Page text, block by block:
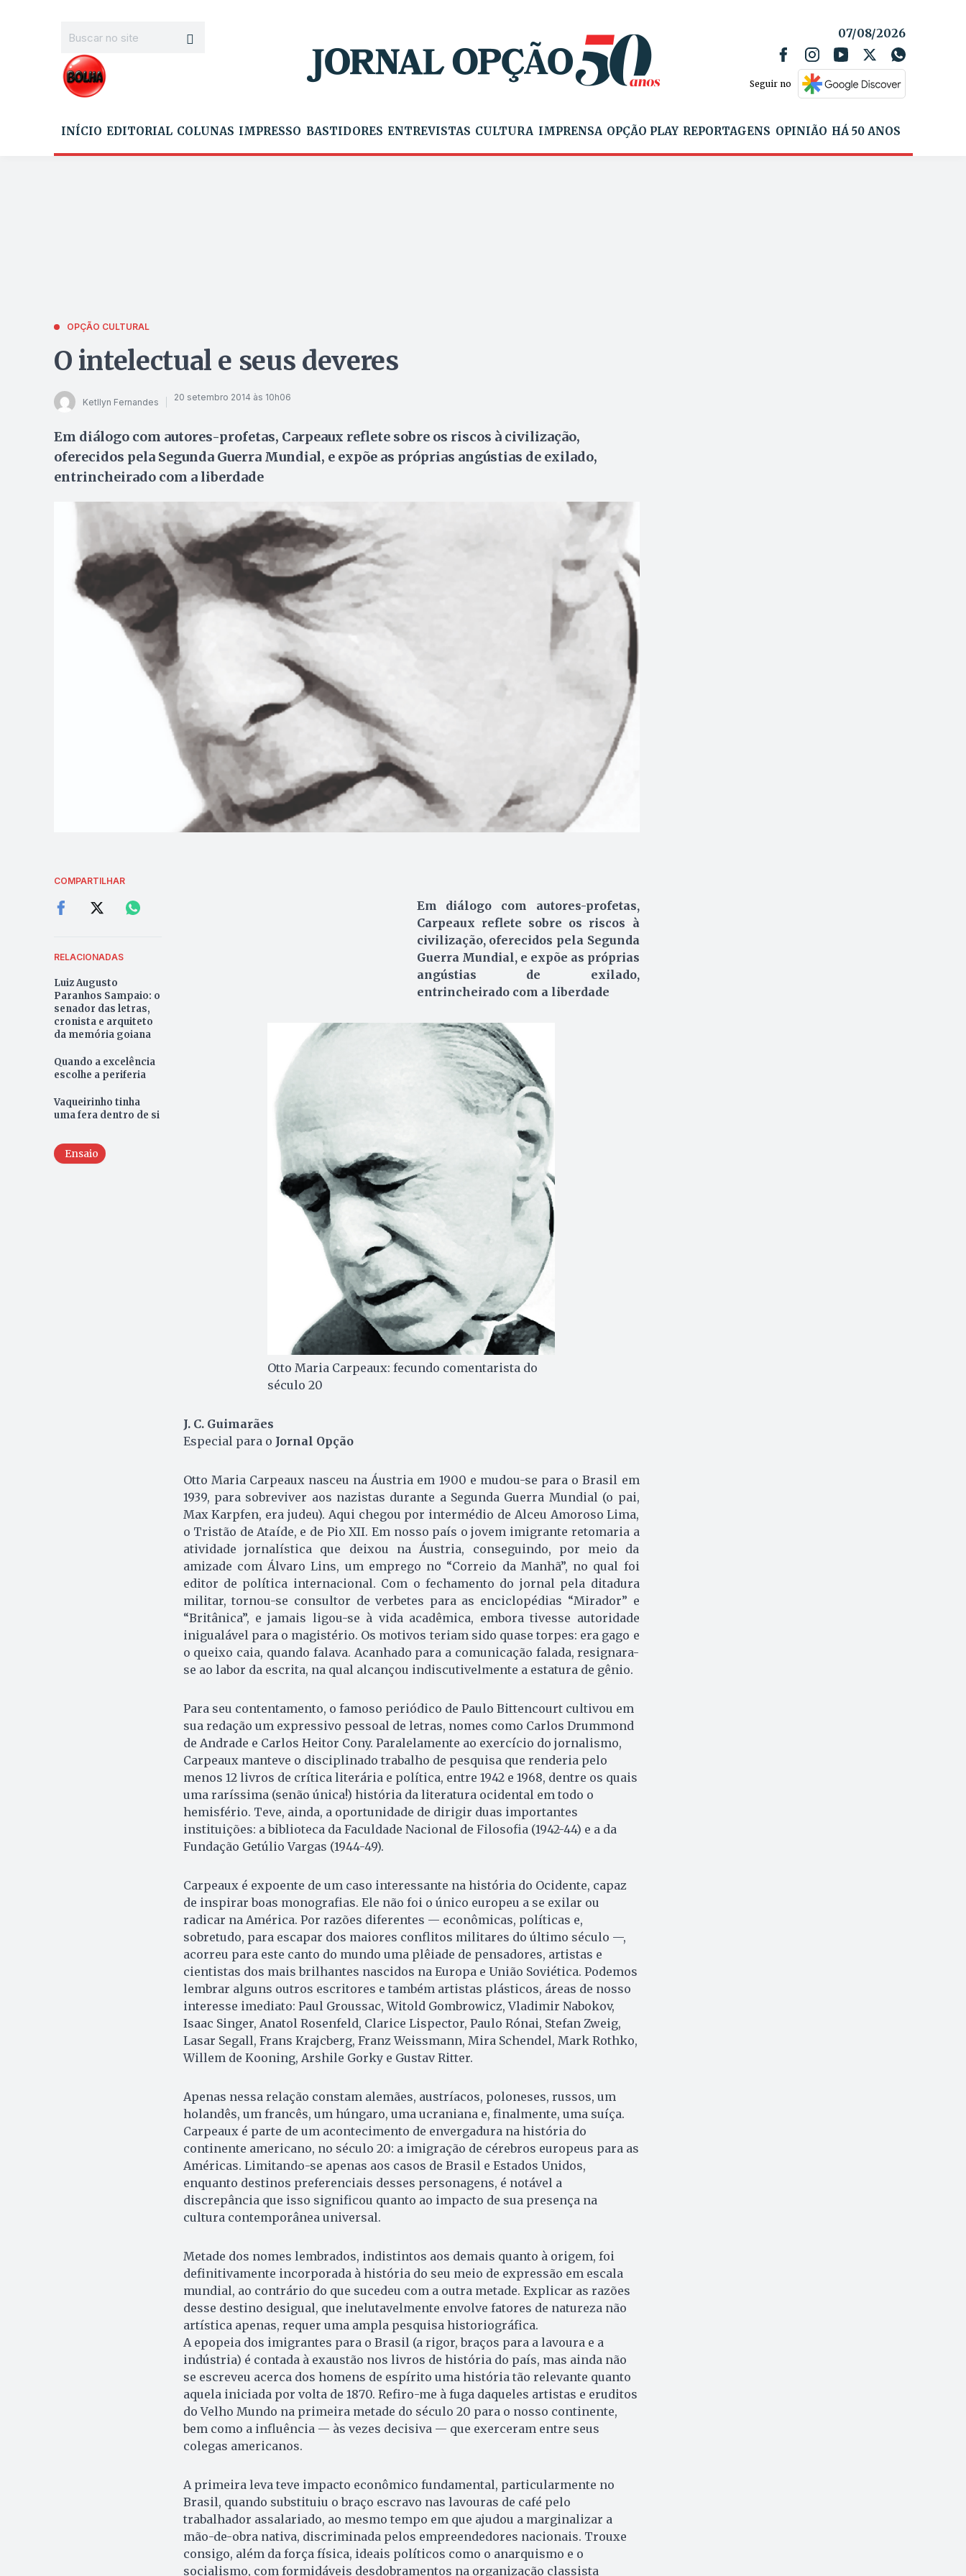
07/08/2026
Seguir no
INÍCIO EDITORIAL COLUNAS IMPRESSO BASTIDORES ENTREVISTAS CULTURA IMPRENSA OPÇÃO PLAY REPORTAGENS OPINIÃO HÁ 50 ANOS
OPÇÃO CULTURAL
O intelectual e seus deveres
Ketllyn Fernandes 20 setembro 2014 às 10h06
Em diálogo com autores-profetas, Carpeaux reflete sobre os riscos à civilização,
oferecidos pela Segunda Guerra Mundial, e expõe as próprias angústias de exilado,
entrincheirado com a liberdade
COMPARTILHAR
RELACIONADAS
Luiz Augusto
Paranhos Sampaio: o
senador das letras,
cronista e arquiteto
da memória goiana
Quando a excelência
escolhe a periferia
Vaqueirinho tinha
uma fera dentro de si
Ensaio
Em diálogo com autores-profetas,
Carpeaux reflete sobre os riscos à
civilização, oferecidos pela Segunda
Guerra Mundial, e expõe as próprias
angústias de exilado,
entrincheirado com a liberdade
Otto Maria Carpeaux: fecundo comentarista do
século 20
J. C. Guimarães
Especial para o Jornal Opção
Otto Maria Carpeaux nasceu na Áustria em 1900 e mudou-se para o Brasil em
1939, para sobreviver aos nazistas durante a Segunda Guerra Mundial (o pai,
Max Karpfen, era judeu). Aqui chegou por intermédio de Alceu Amoroso Lima,
o Tristão de Ataíde, e de Pio XII. Em nosso país o jovem imigrante retomaria a
atividade jornalística que deixou na Áustria, conseguindo, por meio da
amizade com Álvaro Lins, um emprego no “Correio da Manhã”, no qual foi
editor de política internacional. Com o fechamento do jornal pela ditadura
militar, tornou-se consultor de verbetes para as enciclopédias “Mirador” e
“Britânica”, e jamais ligou-se à vida acadêmica, embora tivesse autoridade
inigualável para o magistério. Os motivos teriam sido quase torpes: era gago e
o queixo caia, quando falava. Acanhado para a comunicação falada, resignara-
se ao labor da escrita, na qual alcançou indiscutivelmente a estatura de gênio.
Para seu contentamento, o famoso periódico de Paulo Bittencourt cultivou em
sua redação um expressivo pessoal de letras, nomes como Carlos Drummond
de Andrade e Carlos Heitor Cony. Paralelamente ao exercício do jornalismo,
Carpeaux manteve o disciplinado trabalho de pesquisa que renderia pelo
menos 12 livros de crítica literária e política, entre 1942 e 1968, dentre os quais
uma raríssima (senão única!) história da literatura ocidental em todo o
hemisfério. Teve, ainda, a oportunidade de dirigir duas importantes
instituições: a biblioteca da Faculdade Nacional de Filosofia (1942-44) e a da
Fundação Getúlio Vargas (1944-49).
Carpeaux é expoente de um caso interessante na história do Ocidente, capaz
de inspirar boas monografias. Ele não foi o único europeu a se exilar ou
radicar na América. Por razões diferentes — econômicas, políticas e,
sobretudo, para escapar dos maiores conflitos militares do último século —,
acorreu para este canto do mundo uma plêiade de pensadores, artistas e
cientistas dos mais brilhantes nascidos na Europa e União Soviética. Podemos
lembrar alguns outros escritores e também artistas plásticos, áreas de nosso
interesse imediato: Paul Groussac, Witold Gombrowicz, Vladimir Nabokov,
Isaac Singer, Anatol Rosenfeld, Clarice Lispector, Paulo Rónai, Stefan Zweig,
Lasar Segall, Frans Krajcberg, Franz Weissmann, Mira Schendel, Mark Rothko,
Willem de Kooning, Arshile Gorky e Gustav Ritter.
Apenas nessa relação constam alemães, austríacos, poloneses, russos, um
holandês, um francês, um húngaro, uma ucraniana e, finalmente, uma suíça.
Carpeaux é parte de um acontecimento de envergadura na história do
continente americano, no século 20: a imigração de cérebros europeus para as
Américas. Limitando-se apenas aos casos de Brasil e Estados Unidos,
enquanto destinos preferenciais desses personagens, é notável a
discrepância que isso significou quanto ao impacto de sua presença na
cultura contemporânea universal.
Metade dos nomes lembrados, indistintos aos demais quanto à origem, foi
definitivamente incorporada à história do seu meio de expressão em escala
mundial, ao contrário do que sucedeu com a outra metade. Explicar as razões
desse destino desigual, que inelutavelmente envolve fatores de natureza não
artística apenas, requer uma ampla pesquisa historiográfica.
A epopeia dos imigrantes para o Brasil (a rigor, braços para a lavoura e a
indústria) é contada à exaustão nos livros de história do país, mas ainda não
se escreveu acerca dos homens de espírito uma história tão relevante quanto
aquela iniciada por volta de 1870. Refiro-me à fuga daqueles artistas e eruditos
do Velho Mundo na primeira metade do século 20 para o nosso continente,
bem como a influência — às vezes decisiva — que exerceram entre seus
colegas americanos.
A primeira leva teve impacto econômico fundamental, particularmente no
Brasil, quando substituiu o braço escravo nas lavouras de café pelo
trabalhador assalariado, ao mesmo tempo em que ajudou a marginalizar a
mão-de-obra nativa, discriminada pelos empreendedores nacionais. Trouxe
consigo, além da força física, ideais políticos como o anarquismo e o
socialismo, com formidáveis desdobramentos na organização classista